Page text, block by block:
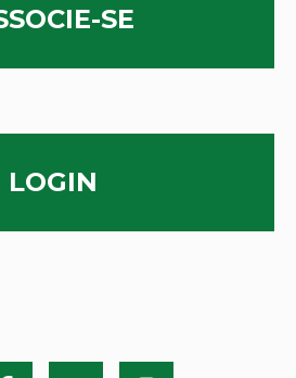
SE
LOGIN